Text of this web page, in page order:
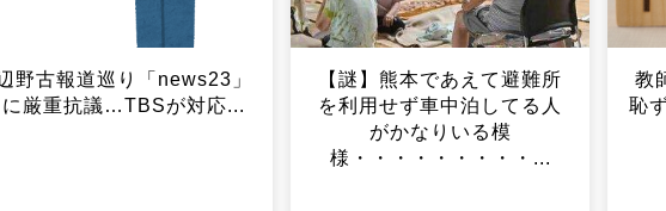
【謎】熊本であえて避難所
を利用せず車中泊してる人
教師「レジに持っていくの
恥ずかしい」→避妊具4回万
引きで人生終了...
現
名